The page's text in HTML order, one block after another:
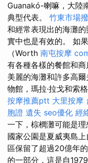
Guanakó-喇嘛，大陸
典型代表。 竹東市場
和經常表現出的海灘
實中也是有效的。 如
（Worth 南屯按摩
有各種各樣的餐館和商
美麗的海灘和許多高爾
物館，瑪拉·拉戈和索
按摩推薦ptt 大里按摩
胞證 遺失 seo優化 經
一下，棕櫚灘可能是理
國家公園是夏威夷島
區保留了超過20億年
的一部分，這是自